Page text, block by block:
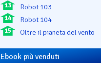
13 Robot 103
14 Robot 104
15 Oltre il pianeta del vento
Ebook più venduti